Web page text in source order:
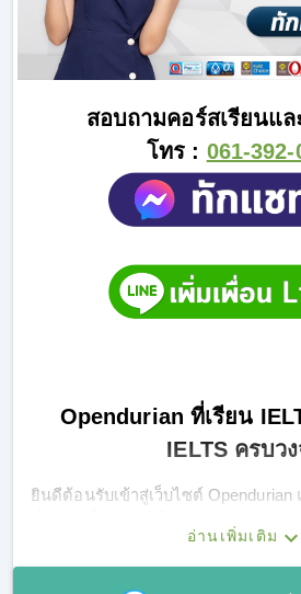
สอบถามคอร์สเรียนแ
โทร : 061-392-
Opendurian ที่เรียน
IELTS ครบว
ยินดีต้อนรับเข้าสู่เว็บไซต์
ตอนนี้พวกเราอยู่กันที่หน้าติว IELTS ที่
ต้องการสำหรับคนที่กำลังมองหาที่เรียน
อ่านเพิ่มเติม